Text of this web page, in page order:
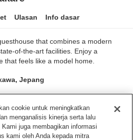
Ulasan Info dasar
that combines a modern
of-the-art facilities. Enjoy a
that feels like a model home.
Jepang
Ruang serbaguna
cookie untuk meningkatkan
menganalisis kinerja serta lalu
juga membagikan informasi
kami oleh Anda kepada mitra